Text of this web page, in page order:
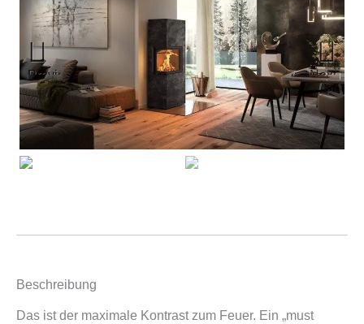
Previous Next
Beschreibung
Das ist der maximale Kontrast zum Feuer. Ein „must